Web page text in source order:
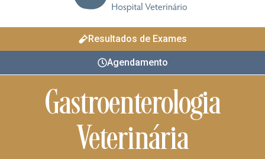
Resultados de Exames
Agendamento
Gastroenterologia
Veterinária